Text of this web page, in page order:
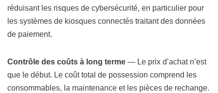
réduisant les risques de cybersécurité, en particulier pour
les systèmes de kiosques connectés traitant des données
de paiement.
Contrôle des coûts à long terme — Le prix d’achat n’est
que le début. Le coût total de possession comprend les
consommables, la maintenance et les pièces de rechange.